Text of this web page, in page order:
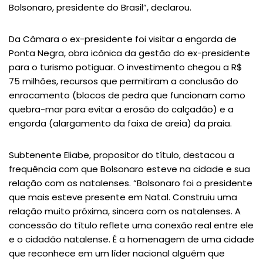
Bolsonaro, presidente do Brasil”, declarou.
Da Câmara o ex-presidente foi visitar a engorda de
Ponta Negra, obra icônica da gestão do ex-presidente
para o turismo potiguar. O investimento chegou a R$
75 milhões, recursos que permitiram a conclusão do
enrocamento (blocos de pedra que funcionam como
quebra-mar para evitar a erosão do calçadão) e a
engorda (alargamento da faixa de areia) da praia.
Subtenente Eliabe, propositor do título, destacou a
frequência com que Bolsonaro esteve na cidade e sua
relação com os natalenses. “Bolsonaro foi o presidente
que mais esteve presente em Natal. Construiu uma
relação muito próxima, sincera com os natalenses. A
concessão do título reflete uma conexão real entre ele
e o cidadão natalense. É a homenagem de uma cidade
que reconhece em um líder nacional alguém que